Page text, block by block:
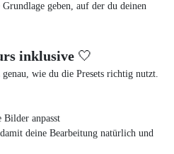
geben, auf der du deinen
inklusive 🤍
wie du die Presets richtig nutzt.
anpasst
deine Bearbeitung natürlich und